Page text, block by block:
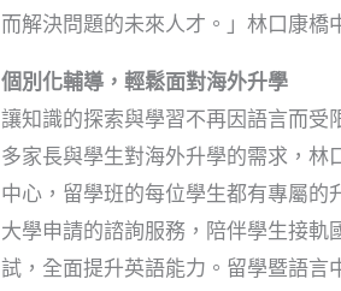
而解決問題的未來人才。」林口康橋
個別化輔導，輕鬆面對海外升學
讓知識的探索與學習不再因語言而受
多家長與學生對海外升學的需求，林
中心，留學班的每位學生都有專屬
大學申請的諮詢服務，陪伴學生接軌
試，全面提升英語能力。留學暨語言